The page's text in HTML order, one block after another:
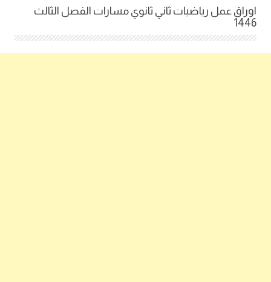
اوراق عمل رياضيات ثاني ثانوي مسارات الفصل الثالث
1446